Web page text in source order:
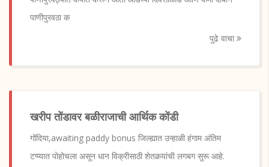
पाणीपुरवठा क
पुढे वाचा
खरीप तोंडावर बळीराजाची आर्थिक कोंडी
गोंदिया,awaiting paddy bonus जिल्ह्यात उन्हाळी हंगाम अंतिम
टप्प्यात पोहोचला असून धान विक्रीसाठी शेतकर्‍यांची लगबग सुरू आहे.